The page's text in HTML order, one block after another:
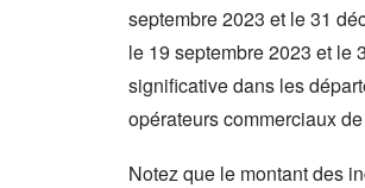
septembre 2023 et le 31
le 19 septembre 2023 et le
significative dans les
opérateurs commerciaux
Notez que le montant des